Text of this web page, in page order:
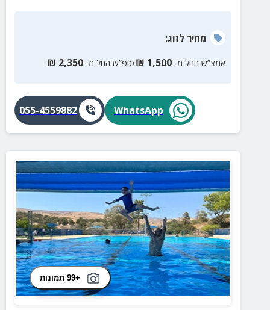
מחירלזוג:
אמצ”ש החל מ- 1,500
₪ סופ”ש החל מ- 2,350
₪
WhatsApp
055-4559882
+99 תמונות